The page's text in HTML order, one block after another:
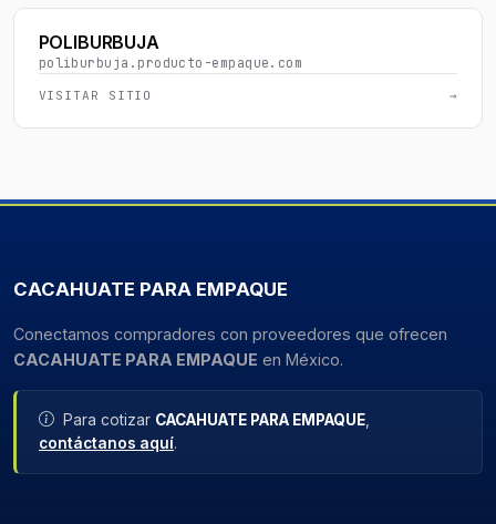
POLIBURBUJA
poliburbuja.producto-empaque.com
VISITAR SITIO →
CACAHUATE PARA EMPAQUE
Conectamos compradores con proveedores que ofrecen
CACAHUATE PARA EMPAQUE en México.
Para cotizar CACAHUATE PARA EMPAQUE
contáctanos aquí.